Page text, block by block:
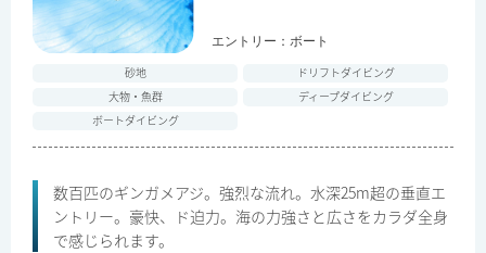
エントリー： ボート
砂地
ドリフトダイビング
大物・魚群
ディープダイビング
ボートダイビング
数百匹のギンガメアジ。強烈な流れ。水深25m超の垂直エ
ントリー。豪快、ド迫力。海の力強さと広さをカラダ全身
で感じられます。